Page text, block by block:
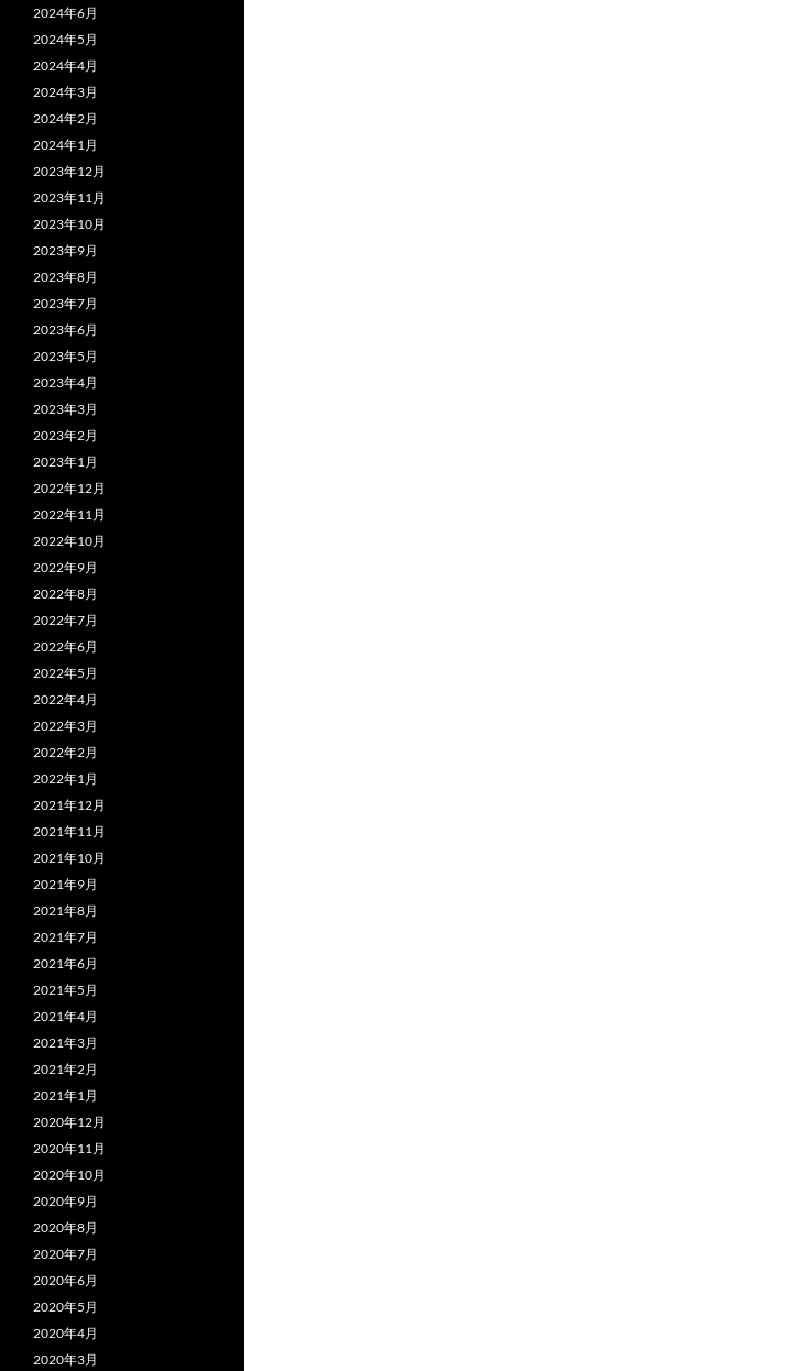
2024年6月
2024年5月
2024年4月
2024年3月
2024年2月
2024年1月
2023年12月
2023年11月
2023年10月
2023年9月
2023年8月
2023年7月
2023年6月
2023年5月
2023年4月
2023年3月
2023年2月
2023年1月
2022年12月
2022年11月
2022年10月
2022年9月
2022年8月
2022年7月
2022年6月
2022年5月
2022年4月
2022年3月
2022年2月
2022年1月
2021年12月
2021年11月
2021年10月
2021年9月
2021年8月
2021年7月
2021年6月
2021年5月
2021年4月
2021年3月
2021年2月
2021年1月
2020年12月
2020年11月
2020年10月
2020年9月
2020年8月
2020年7月
2020年6月
2020年5月
2020年4月
2020年3月